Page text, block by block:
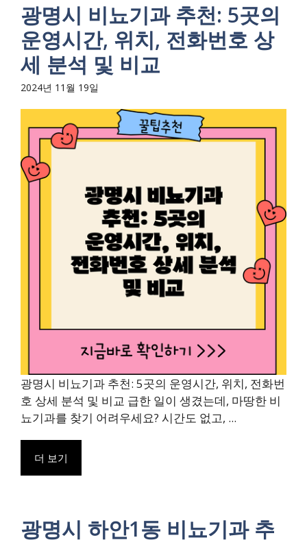
광명시 비뇨기과 추천: 5곳의
운영시간, 위치, 전화번호 상
세 분석 및 비교
2024년 11월 19일
광명시 비뇨기과 추천: 5곳의 운영시간, 위치, 전화번
호 상세 분석 및 비교 급한 일이 생겼는데, 마땅한 비
뇨기과를 찾기 어려우세요? 시간도 없고, ...
더 보기
광명시 하안1동 비뇨기과 추